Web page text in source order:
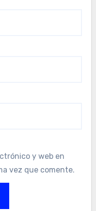
y web en
vez que comente.